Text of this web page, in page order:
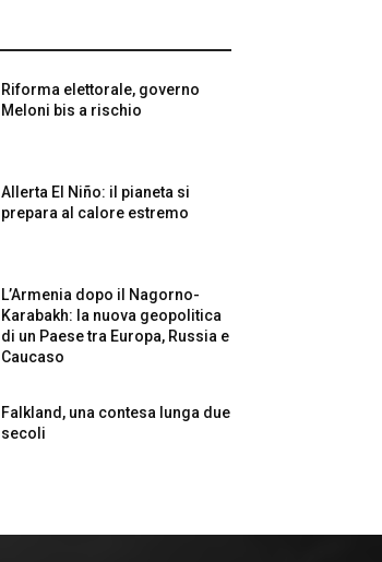
Riforma elettorale, governo
Meloni bis a rischio
Allerta El Niño: il pianeta si
prepara al calore estremo
L’Armenia dopo il Nagorno-
Karabakh: la nuova geopolitica
di un Paese tra Europa, Russia e
Caucaso
Falkland, una contesa lunga due
secoli